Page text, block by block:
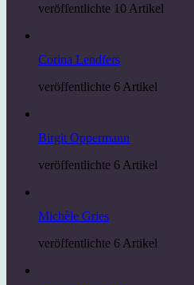
veröffentlichte 10 Artikel
Corina Lendfers
veröffentlichte 6 Artikel
Birgit Oppermann
veröffentlichte 6 Artikel
Michèle Gries
veröffentlichte 6 Artikel